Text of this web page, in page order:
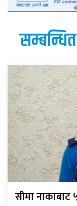
सीमा नाकाबाट